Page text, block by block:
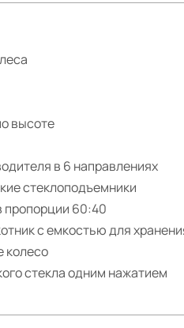
высоте
в 6 направлениях
стеклоподъемники
пропорции 60:40
с емкостью для
колесо
стекла одним нажатием